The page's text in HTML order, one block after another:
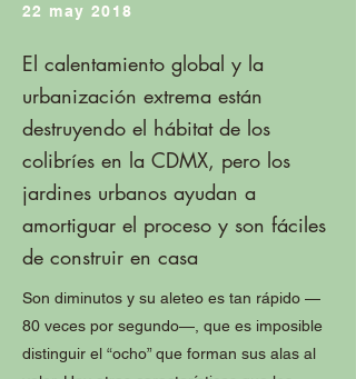
22 may 2018
El calentamiento global y la
urbanización extrema están
destruyendo el hábitat de los
colibríes en la CDMX, pero los
jardines urbanos ayudan a
amortiguar el proceso y son fáciles
de construir en casa
Son diminutos y su aleteo es tan rápido —
80 veces por segundo—, que es imposible
distinguir el “ocho” que forman sus alas al